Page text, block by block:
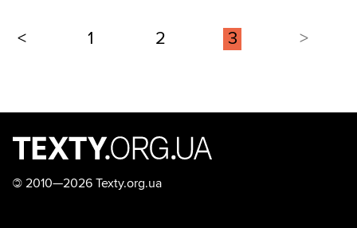
< 1 2 3 >
© 2010—2026 Texty.org.ua